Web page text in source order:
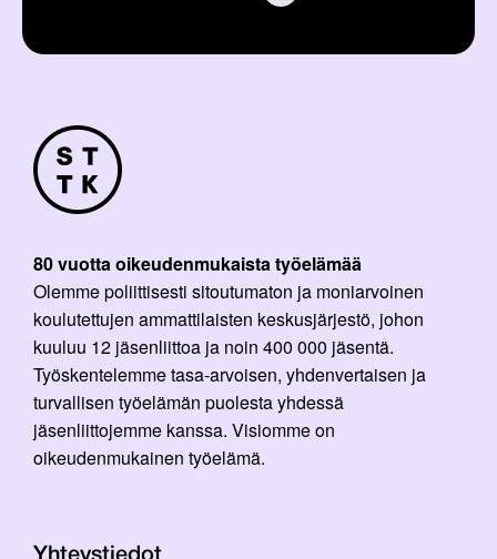
80 vuotta oikeudenmukaista työelämää
Olemme poliittisesti sitoutumaton ja moniarvoinen
koulutettujen ammattilaisten keskusjärjestö, johon
kuuluu 12 jäsenliittoa ja noin 400 000 jäsentä.
Työskentelemme tasa-arvoisen, yhdenvertaisen ja
turvallisen työelämän puolesta yhdessä
jäsenliittojemme kanssa. Visiomme on
oikeudenmukainen työelämä.